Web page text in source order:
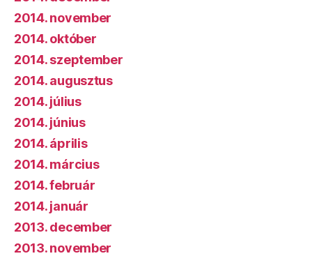
2014. november
2014. október
2014. szeptember
2014. augusztus
2014. július
2014. június
2014. április
2014. március
2014. február
2014. január
2013. december
2013. november